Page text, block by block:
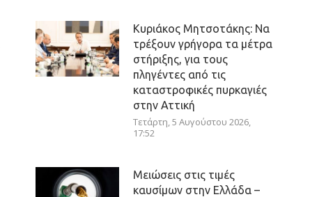
Κυριάκος Μητσοτάκης: Να
τρέξουν γρήγορα τα μέτρα
στήριξης, για τους
πληγέντες από τις
καταστροφικές πυρκαγιές
στην Αττική
Τετάρτη, 5 Αυγούστου 2026,
17:52
Μειώσεις στις τιμές
καυσίμων στην Ελλάδα –